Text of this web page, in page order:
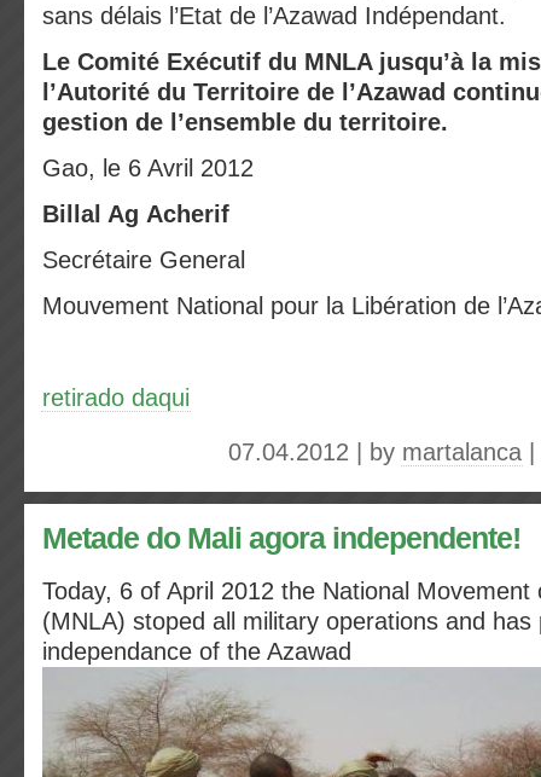
sans délais l’Etat de l’Azawad Indépendant.
Le Comité Exécutif du MNLA jusqu’à la
l’Autorité du Territoire de l’Azawad
gestion de l’ensemble du territoire.
Gao, le 6 Avril 2012
Billal Ag Acherif
Secrétaire General
Mouvement National pour la Libération de
retirado daqui
07.04.2012 | by martalanca
Metade do Mali agora independente!
Today, 6 of April 2012 the National Movement
(MNLA) stoped all military operations and has
independance of the Azawad